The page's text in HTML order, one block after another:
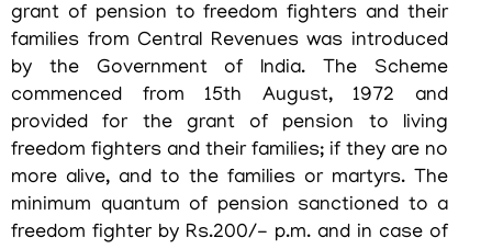
grant of pension to freedom fighters and their
families from Central Revenues was introduced
by the Government of India. The Scheme
commenced from 15th August, 1972 and
provided for the grant of pension to living
freedom fighters and their families; if they are no
more alive, and to the families or martyrs. The
minimum quantum of pension sanctioned to a
freedom fighter by Rs.200/- p.m. and in case of